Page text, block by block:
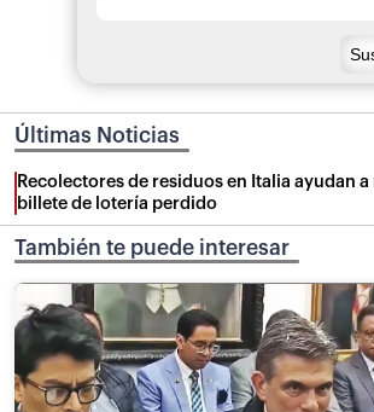
Últimas Noticias
Recolectores de residuos en Italia ayudan
billete de lotería perdido
También te puede interesar